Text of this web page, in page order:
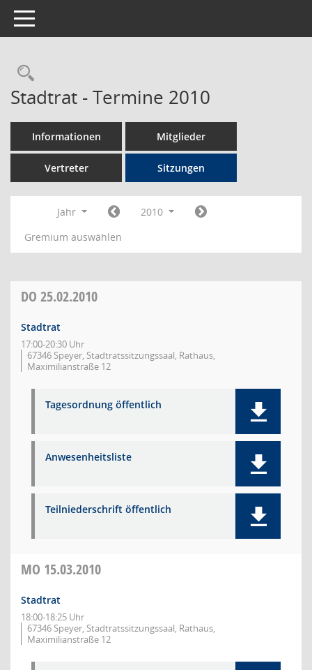
Toggle navigation
Rechercheauswahl
Stadtrat - Termine 2010
Informationen Mitglieder
Vertreter Sitzungen
Jahr
2010
Gremium auswählen
DO 25.02.2010
Stadtrat
17:00-20:30 Uhr
67346 Speyer, Stadtratssitzungssaal, Rathaus,
Maximilianstraße 12
Tagesordnung öffentlich
Anwesenheitsliste
Teilniederschrift öffentlich
MO 15.03.2010
Stadtrat
18:00-18:25 Uhr
67346 Speyer, Stadtratssitzungssaal, Rathaus,
Maximilianstraße 12